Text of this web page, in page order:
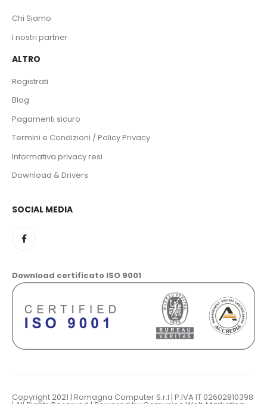
Chi Siamo
I nostri partner
ALTRO
Registrati
Blog
Pagamenti sicuro
Termini e Condizioni / Policy Privacy
Informativa privacy resi
Download & Drivers
SOCIAL MEDIA
Download certificato ISO 9001
Copyright 2021 | Romagna Computer S.r.l | P.IVA IT 02602810398